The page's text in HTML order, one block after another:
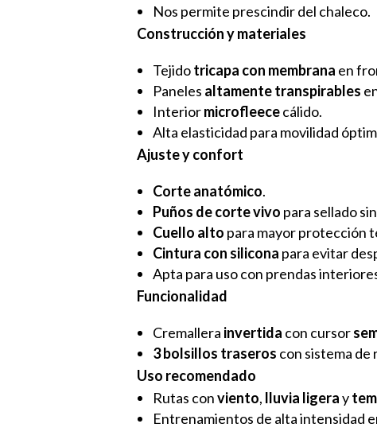
Nos permite prescindir del chaleco.
Construcción y materiales
Tejidotricapa con membrana en
Paneles altamente transpirables
Interiormicrofleececálido.
Alta elasticidad para movilidad
Ajuste y confort
Corte anatómico.
Puños de corte vivo para sellado
Cuello alto para mayor protección
Cintura con silicona para evitar
Apta para uso con prendas
Funcionalidad
Cremallera invertida con cursor
3 bolsillos traseros con sistema
Uso recomendado
Rutas conviento, lluvia ligeray
Entrenamientos de alta intensidad